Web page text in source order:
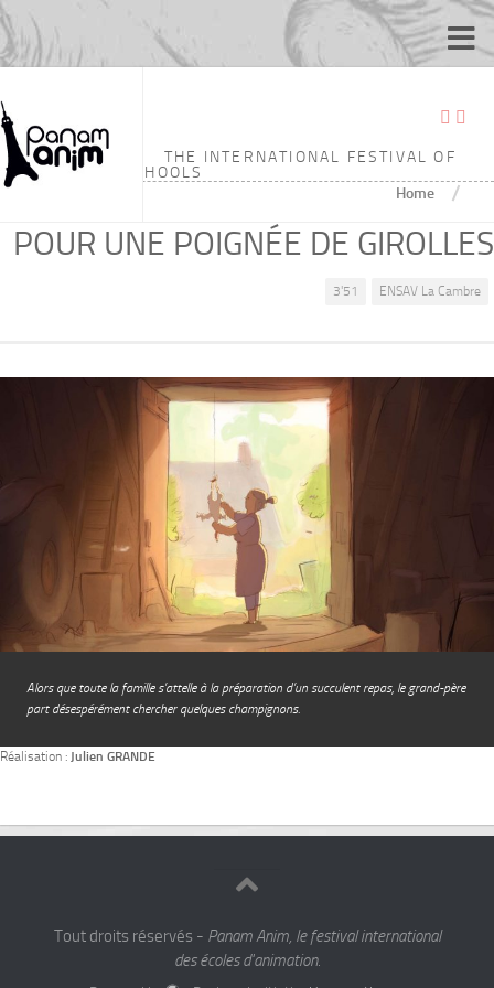
THE INTERNATIONAL FESTIVAL OF
ANIMATION SCHOOLS
Home /
POUR UNE POIGNÉE DE GIROLLES
3'51 ENSAV La Cambre
Alors que toute la famille s’attelle à la préparation d’un succulent repas, le grand-père
part désespérément chercher quelques champignons.
Réalisation : Julien GRANDE
Tout droits réservés - Panam Anim, le festival international
des écoles d'animation.